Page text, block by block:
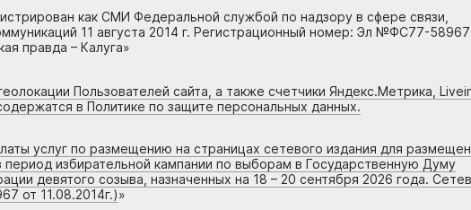
как СМИ Федеральной службой по надзору в сфере связи,
11 августа 2014 г. Регистрационный номер: Эл №ФС77-58967
правда – Калуга»
Пользователей сайта, а также счетчики Яндекс.Метрика,
в Политике по защите персональных данных.
услуг по размещению на страницах сетевого издания для
избирательной кампании по выборам в Государственную Думу
девятого созыва, назначенных на 18 – 20 сентября 2026 года.
от 11.08.2014г.)»